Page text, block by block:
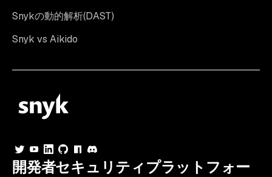
Snykの動的解析(DAST)
Snyk vs Aikido
開発者セキュリティプラットフォー